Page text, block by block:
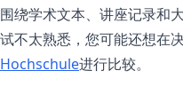
围绕学术文本、讲座记录和
试不太熟悉，您可能还想在
Hochschule进行比较。